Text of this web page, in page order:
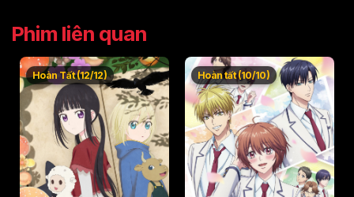
Phim liên quan
Hoàn Tất (12/12) Hoàn tất (10/10)